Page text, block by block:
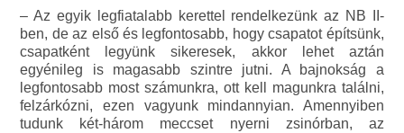
– Az egyik legfiatalabb kerettel rendelkezünk az NB II-
ben, de az első és legfontosabb, hogy csapatot építsünk,
csapatként legyünk sikeresek, akkor lehet aztán
egyénileg is magasabb szintre jutni. A bajnokság a
legfontosabb most számunkra, ott kell magunkra találni,
felzárkózni, ezen vagyunk mindannyian. Amennyiben
tudunk két-három meccset nyerni zsinórban, az